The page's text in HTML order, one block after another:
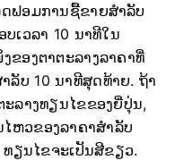
ຟອມການຊື້ຂາຍສຳລັບ
ເວລາ 10 ນາທີໃນ
ຂອງຕາຕະລາງລາຄາທີ່
ລັບ 10 ນາທີສຸດທ້າຍ. ຖ້າ
ະລາງທຽນໄຂຂອງຍີ່ປຸ່ນ,
ຫວຂອງລາຄາສຳລັບ
ທຽນໄຂຈະເປັນສີຂຽວ.